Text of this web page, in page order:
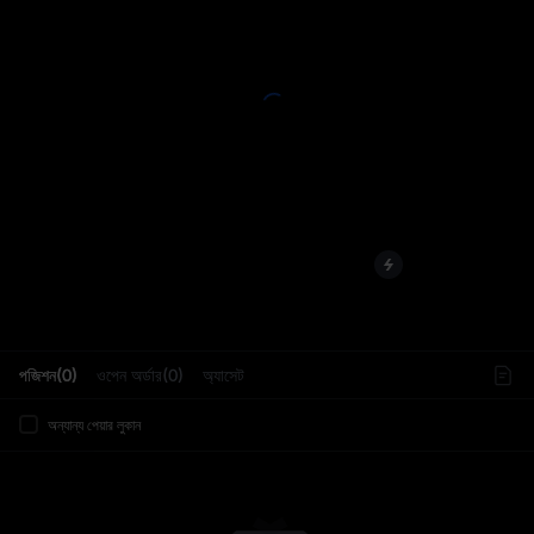
পজিশন(0) ওপেন অর্ডার(0) অ্যাসেট
অন্যান্য পেয়ার লুকান